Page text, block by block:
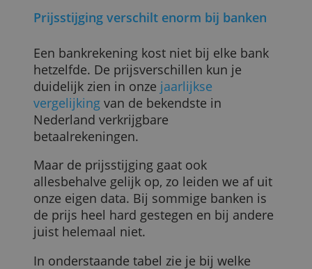
Daarmee zijn bankrekeningen veel
producten. Dit is vooral bij de drie grote
banken, zo blijkt.
Prijsstijging verschilt enorm bij banken
hetzelfde. De prijsverschillen kun je
duidelijk zien in onze jaarlijkse
vergelijkingvan de bekendste in
Nederland verkrijgbare